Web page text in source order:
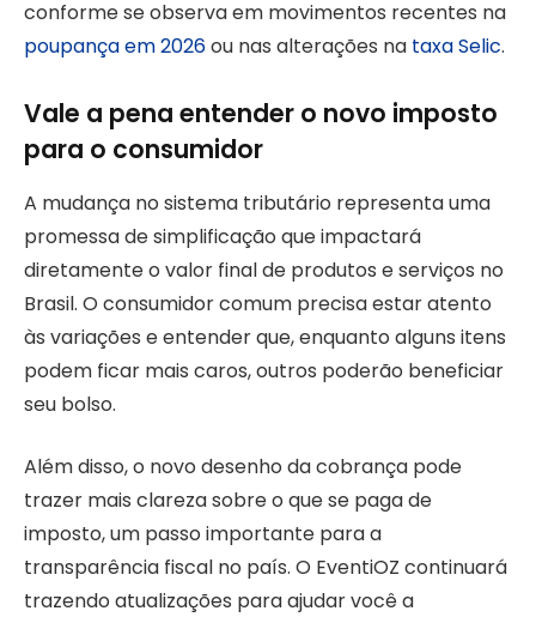
conforme se observa em movimentos recentes na
poupança em 2026ou nas alterações na taxa Selic.
Vale a pena entender o novo imposto
para o consumidor
A mudança no sistema tributário representa uma
promessa de simplificação que impactará
diretamente o valor final de produtos e serviços no
Brasil. O consumidor comum precisa estar atento
às variações e entender que, enquanto alguns itens
podem ficar mais caros, outros poderão beneficiar
seu bolso.
Além disso, o novo desenho da cobrança pode
trazer mais clareza sobre o que se paga de
imposto, um passo importante para a
transparência fiscal no país. O EventiOZ continuará
trazendo atualizações para ajudar você a